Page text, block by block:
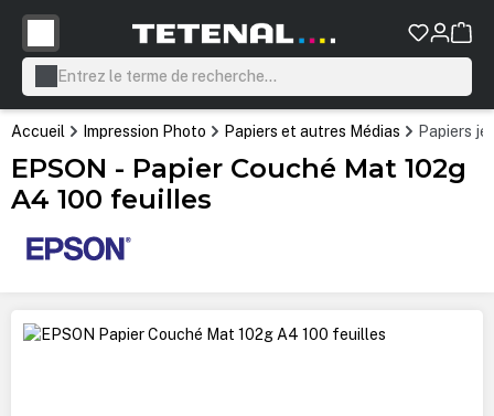
principal
Accueil Impression Photo Papiers et autres Médias Papiers
EPSON - Papier Couché Mat 102g
A4 100 feuilles
Ignorer la galerie d'images